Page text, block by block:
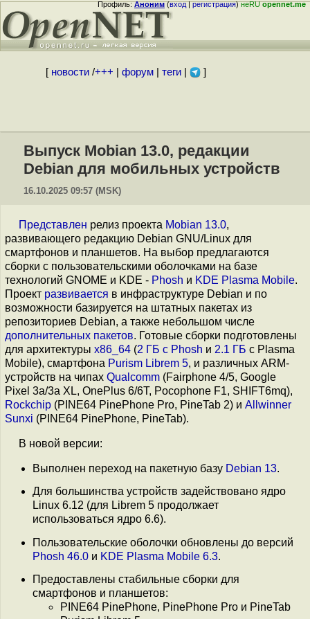
Профиль:Аноним(вход|регистрация)неRUopennet.me
[ новости/+++ форум| теги| ]
Выпуск Mobian 13.0, редакции
Debian для мобильных устройств
16.10.2025 09:57 (MSK)
Представлен релиз проекта Mobian 13.0,
развивающего редакцию Debian GNU/Linux для
смартфонов и планшетов. На выбор предлагаются
сборки с пользовательскими оболочками на базе
технологий GNOME и KDE - Phosh и KDE Plasma Mobile.
Проект развивается в инфраструктуре Debian и по
возможности базируется на штатных пакетах из
репозиториев Debian, а также небольшом числе
дополнительных пакетов. Готовые сборки подготовлены
для архитектуры x86_64 (2 ГБ c Phosh и 2.1 ГБ c Plasma
Mobile), смартфона Purism Librem 5, и различных ARM-
устройств на чипах Qualcomm (Fairphone 4/5, Google
Pixel 3a/3a XL, OnePlus 6/6T, Pocophone F1, SHIFT6mq),
Rockchip (PINE64 PinePhone Pro, PineTab 2) и Allwinner
Sunxi (PINE64 PinePhone, PineTab).
В новой версии:
Выполнен переход на пакетную базу Debian 13.
Для большинства устройств задействовано ядро
Linux 6.12 (для Librem 5 продолжает
использоваться ядро 6.6).
Пользовательские оболочки обновлены до версий
Phosh 46.0 и KDE Plasma Mobile 6.3.
Предоставлены стабильные сборки для
смартфонов и планшетов:
PINE64 PinePhone, PinePhone Pro и PineTab